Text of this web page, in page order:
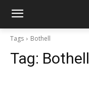
Tags Bothell
Tag: Bothell